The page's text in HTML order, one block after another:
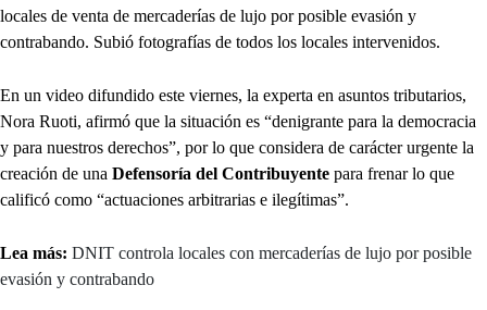
locales de venta de mercaderías de lujo por posible evasión y
contrabando. Subió fotografías de todos los locales intervenidos.
En un video difundido este viernes, la experta en asuntos tributarios,
Nora Ruoti, afirmó que la situación es “denigrante para la democracia
y para nuestros derechos”, por lo que considera de carácter urgente la
creación de una Defensoría del Contribuyente para frenar lo que
calificó como “actuaciones arbitrarias e ilegítimas”.
Lea más: DNIT controla locales con mercaderías de lujo por posible
evasión y contrabando